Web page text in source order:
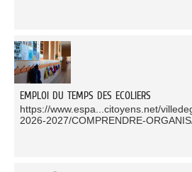
EMPLOI DU TEMPS DES ECOLIERS
https://www.espa...citoyens.net/
2026-2027/COMPRENDRE-